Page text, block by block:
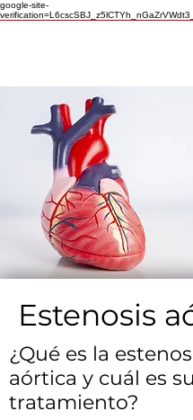
google-site-
Estenosis
¿Qué es la
aórtica y cuál es su
tratamiento?